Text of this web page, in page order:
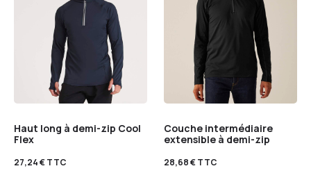
Haut long à demi-zip Cool
Flex
27,24€TTC
Couche intermédiaire
extensible à demi-zip
28,68€TTC